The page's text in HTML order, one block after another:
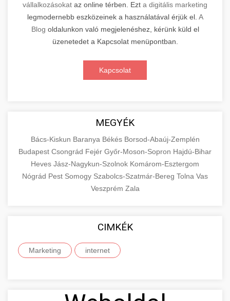
vállalkozásokat az online térben. Ezt a digitális marketing
legmodernebb eszközeinek a használatával érjük el. A
Blog oldalunkon való megjelenéshez, kérünk küld el
üzenetedet a Kapcsolat menüpontban.
Kapcsolat
MEGYÉK
Bács-Kiskun Baranya Békés Borsod-Abaúj-Zemplén
Budapest Csongrád Fejér Győr-Moson-Sopron Hajdú-Bihar
Heves Jász-Nagykun-Szolnok Komárom-Esztergom
Nógrád Pest Somogy Szabolcs-Szatmár-Bereg Tolna Vas
Veszprém Zala
CIMKÉK
Marketing internet